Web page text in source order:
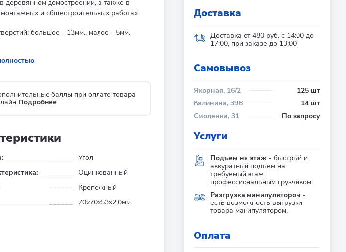
деревянном домостроении, а также в
и общестроительных работах.
большое - 13мм., малое - 5мм.
баллы при оплате товара
Подробнее
Угол
Оцинкованный
Крепежный
70х70х53х2,0мм
Доставка
Доставка от 480 руб. с 14:00 до
17:00, при заказе до 13:00
Cамовывоз
Якорная, 16/2
125 шт
Калинина, 39В
14 шт
Смоленка, 31
По запросу
Услуги
Подъем на этаж - быстрый и
аккуратный подъем на
требуемый этаж
профессиональным грузчиком.
Разгрузка манипулятором -
есть возможность выгрузки
товара манипулятором.
Оплата